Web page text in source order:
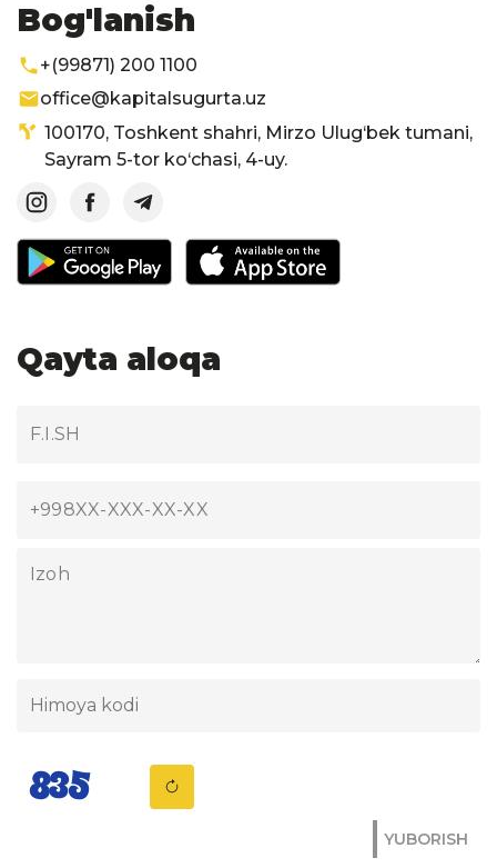
Bog'lanish
+(99871) 200 1100
office@kapitalsugurta.uz
100170, Toshkent shahri, Mirzo Ulug‘bek tumani,
Sayram 5-tor ko‘chasi, 4-uy.
Qayta aloqa
YUBORISH